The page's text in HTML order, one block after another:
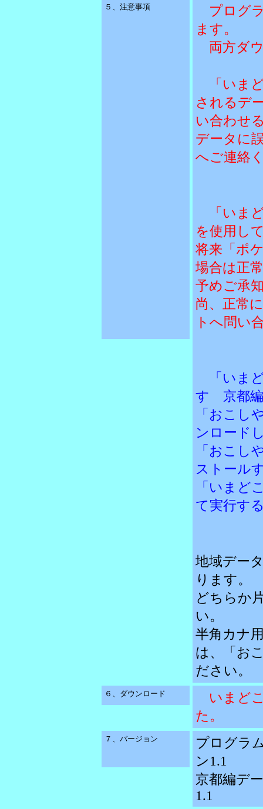
５、注意事項
プログ
ます。
両方ダ
「いま
されるデ
い合わせ
データに
へご連絡
「いま
を使用し
将来「ポ
場合は正
予めご承
尚、正常
トへ問い
「いま
す 京都編
「おこし
ンロード
「おこし
ストール
「いまど
て実行す
地域デー
ります。
どちらか
い。
半角カナ
は、「お
ださい。
６、ダウンロード
いまどこ
た。
７、バージョン
プログラ
ン1.1
京都編デ
1.1